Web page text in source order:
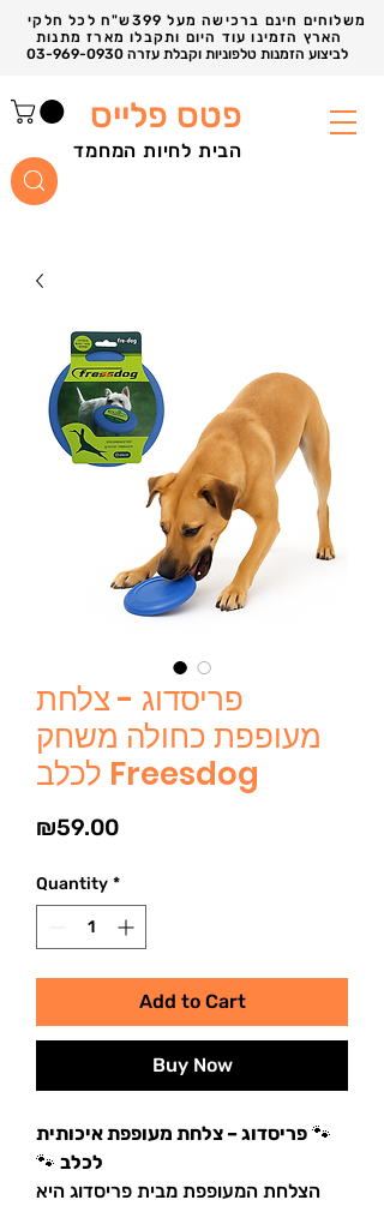
משלוחים חינם ברכישה מעל 399ש"ח לכל חלקי
פטס פלייס
הבית לחיות המחמד
פריסדוג - צלחת
מעופפת כחולה משחק
לכלב Freesdog
₪59.00Price
Quantity *
Add to Cart
Buy Now
🐾 פריסדוג – צלחת מעופפת איכותית
לכלב 🐾
הצלחת המעופפת מבית פריסדוג היא